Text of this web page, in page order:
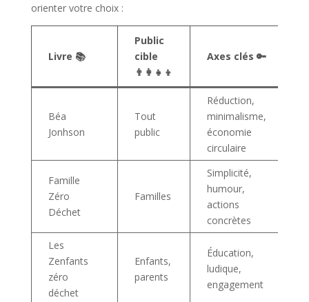
orienter votre choix :
Livre 📚
Public
cible
👨‍👩‍👧‍👦
Axes clés 🔑
Béa
Jonhson
Tout
public
Réduction,
minimalisme,
économie
circulaire
Famille
Zéro
Déchet
Familles
Simplicité,
humour,
actions
concrètes
Les
Zenfants
zéro
déchet
Enfants,
parents
Éducation,
ludique,
engagement